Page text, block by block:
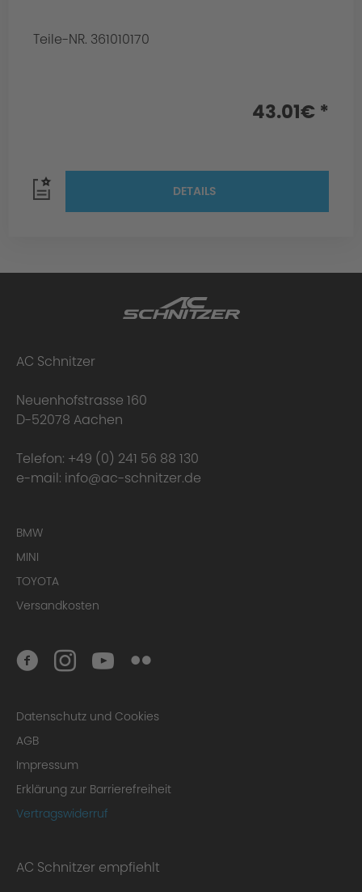
Teile-NR. 361010170
43.01€ *
DETAILS
AC Schnitzer
Neuenhofstrasse 160
D-52078 Aachen
Telefon: +49 (0) 241 56 88 130
e-mail: info@ac-schnitzer.de
BMW
MINI
TOYOTA
Versandkosten
Datenschutz und Cookies
AGB
Impressum
Erklärung zur Barrierefreiheit
Vertragswiderruf
AC Schnitzer empfiehlt